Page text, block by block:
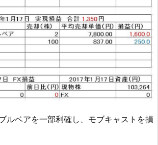
ルベアを一部利確し、モブキャストを損